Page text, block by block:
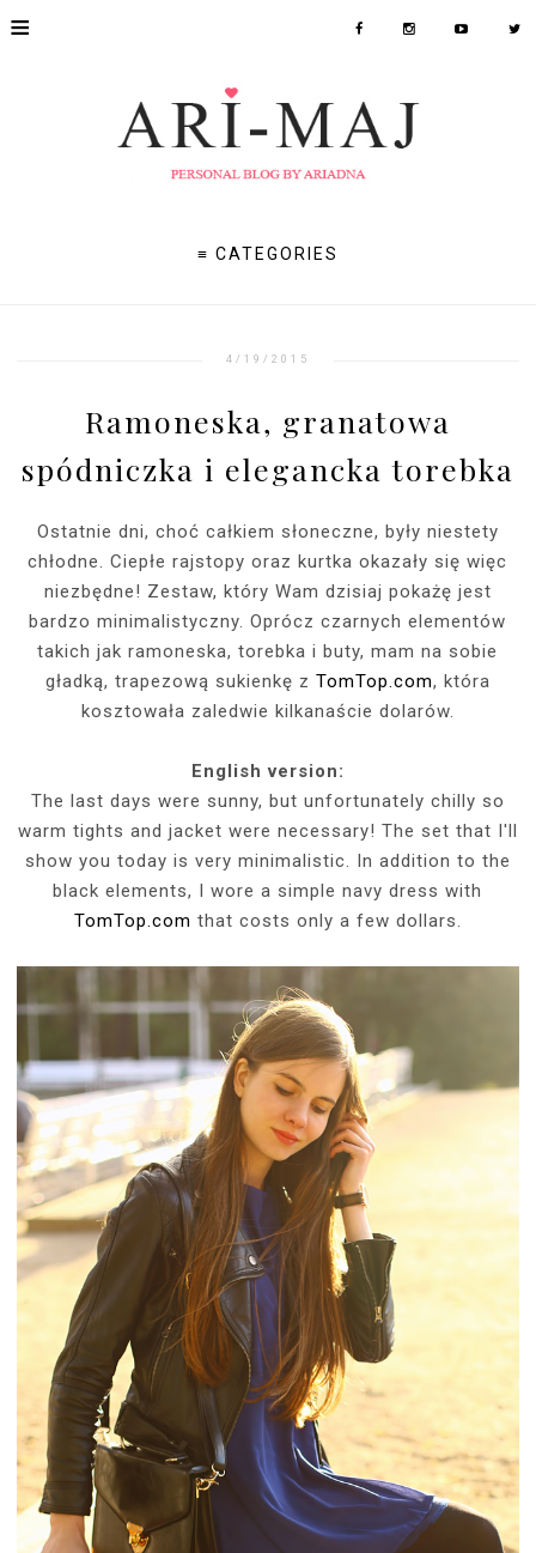
≡
≡ CATEGORIES
4/19/2015
Ramoneska, granatowa
spódniczka i elegancka torebka
Ostatnie dni, choć całkiem słoneczne, były niestety
chłodne. Ciepłe rajstopy oraz kurtka okazały się więc
niezbędne! Zestaw, który Wam dzisiaj pokażę jest
bardzo minimalistyczny. Oprócz czarnych elementów
takich jak ramoneska, torebka i buty, mam na sobie
gładką, trapezową sukienkę z TomTop.com, która
kosztowała zaledwie kilkanaście dolarów.
English version:
The last days were sunny, but unfortunately chilly so
warm tights and jacket were necessary! The set that I'll
show you today is very minimalistic. In addition to the
black elements, I wore a simple navy dress with
TomTop.com that costs only a few dollars.